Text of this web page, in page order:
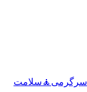
سرگرمی 🧘 سلامت